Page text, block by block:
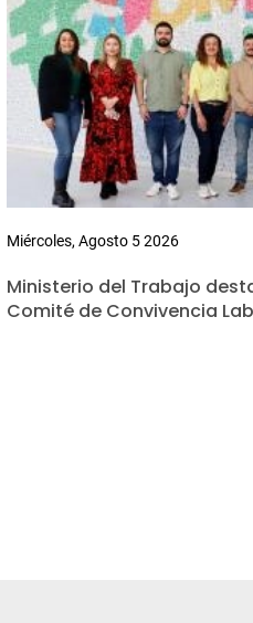
Miércoles, Agosto 5 2026
Ministerio del Trabajo
Comité de Convivencia